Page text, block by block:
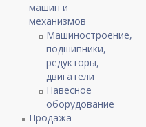
машин и
механизмов
Машиностроение,
подшипники,
редукторы,
двигатели
Навесное
оборудование
Продажа